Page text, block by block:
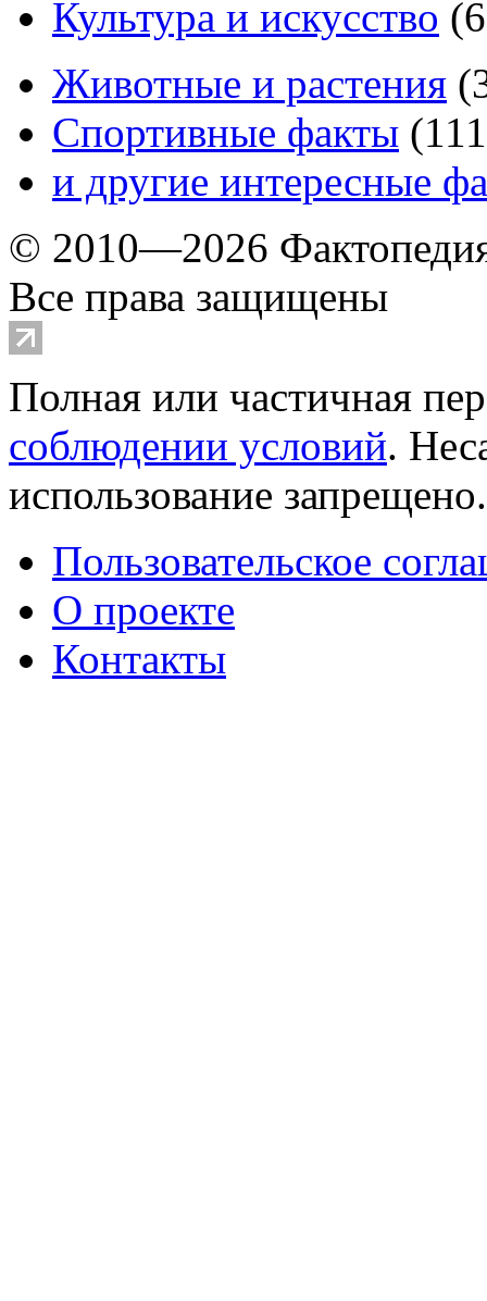
Культура и искусство (
Животные и растения (
Спортивные факты (111
и другие интересные
© 2010—2026
Все права защищены
Полная или частичная
соблюдении условий.
использование
Пользовательское
О проекте
Контакты